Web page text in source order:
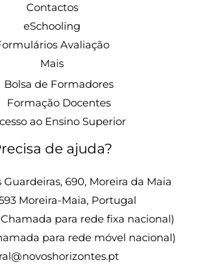
Contactos
eSchooling
Avaliação
Mais
Bolsa de Formadores
Formação Docentes
ao Ensino Superior
de ajuda?
Guardeiras, 690, Moreira da Maia
Moreira-Maia, Portugal
para rede fixa nacional)
para rede móvel nacional)